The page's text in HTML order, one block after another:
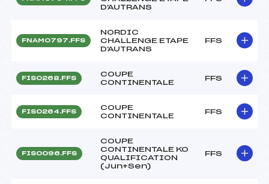
D'AUTRANS
FNAM0797.FFS
NORDIC
CHALLENGE ETAPE
D'AUTRANS
FFS
FIS0268.FFS
COUPE
CONTINENTALE
FFS
FIS0264.FFS
COUPE
CONTINENTALE
FFS
FIS0096.FFS
COUPE
CONTINENTALE KO
QUALIFICATION
(Jun+Sen)
FFS